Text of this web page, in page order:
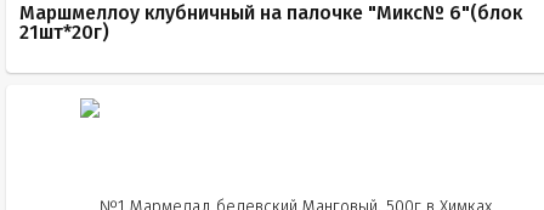
Маршмеллоу клубничный на палочке "Микс№ 6"(блок
21шт*20г)